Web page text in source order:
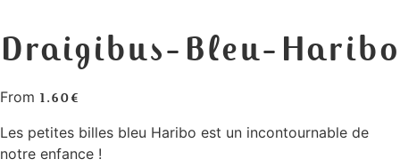
Draigibus-Bleu-Haribo
From 1.60€
Les petites billes bleu Haribo est un incontournable de
notre enfance !